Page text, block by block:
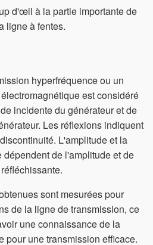
d'œil à la partie importante de
ligne à fentes.
hyperfréquence ou un
est considéré
incidente du générateur et de
Les réflexions indiquent
L'amplitude et la
de l'amplitude et de
sont mesurées pour
de la ligne de transmission, ce
une connaissance de la
pour une transmission efficace.